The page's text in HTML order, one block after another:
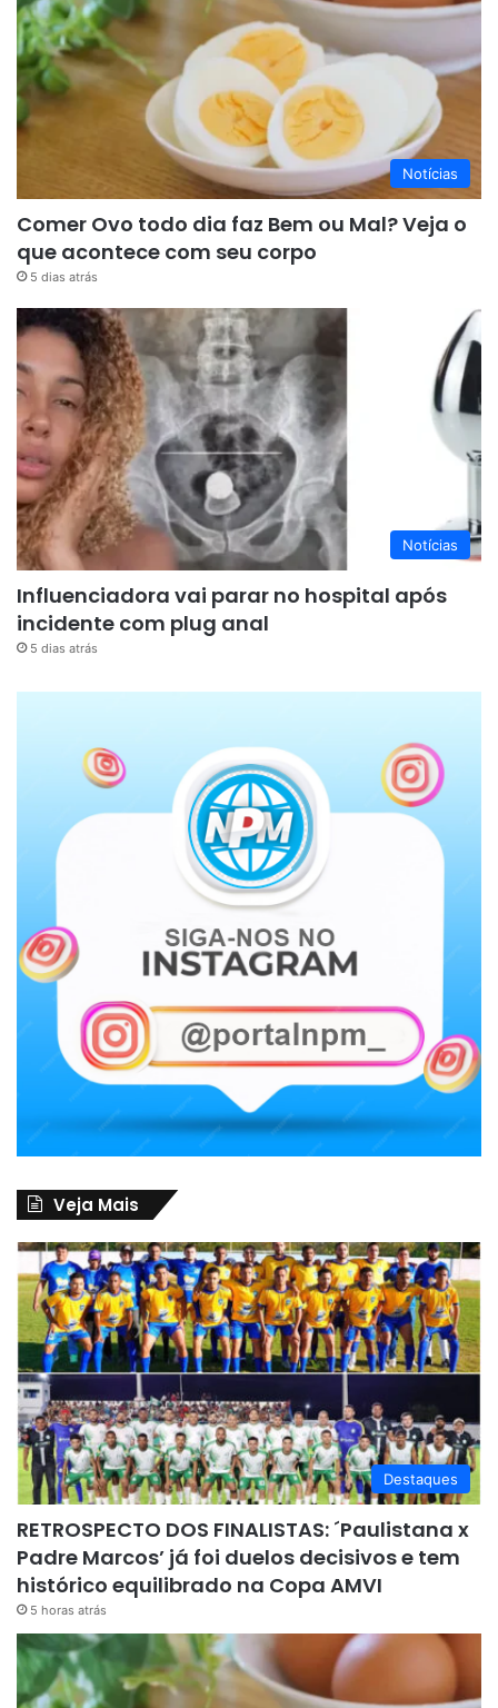
Notícias
Comer Ovo todo dia faz Bem ou Mal? Veja o
que acontece com seu corpo
5 dias atrás
Notícias
Influenciadora vai parar no hospital após
incidente com plug anal
5 dias atrás
Veja Mais
Destaques
RETROSPECTO DOS FINALISTAS: ´Paulistana x
Padre Marcos’ já foi duelos decisivos e tem
histórico equilibrado na Copa AMVI
5 horas atrás